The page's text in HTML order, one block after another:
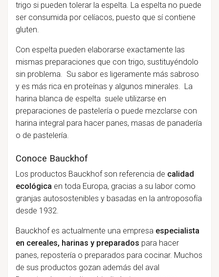
trigo si pueden tolerar la espelta. La espelta no puede
ser consumida por celíacos, puesto que sí contiene
gluten.
Con espelta pueden elaborarse exactamente las
mismas preparaciones que con trigo, sustituyéndolo
sin problema. Su sabor es ligeramente más sabroso
y es más rica en proteínas y algunos minerales. La
harina blanca de espelta suele utilizarse en
preparaciones de pastelería o puede mezclarse con
harina integral para hacer panes, masas de panadería
o de pastelería.
Conoce Bauckhof
Los productos Bauckhof son referencia de calidad
ecológica en toda Europa, gracias a su labor como
granjas autosostenibles y basadas en la antroposofía
desde 1932.
Bauckhof es actualmente una empresa especialista
en cereales, harinas y preparados para hacer
panes, repostería o preparados para cocinar. Muchos
de sus productos gozan además del aval